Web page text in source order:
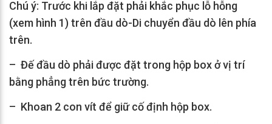
Chú ý: Trước khi lắp đặt phải khắc phục lỗ hỗng
(xem hình 1) trên đầu dò-Di chuyển đầu dò lên phía
trên.
– Đế đầu dò phải được đặt trong hộp box ở vị trí
bằng phẳng trên bức trường.
– Khoan 2 con vít để giữ cố định hộp box.